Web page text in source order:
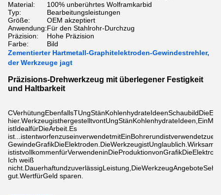
Material:
100% unberührtes Wolframkarbid
Typ:
Bearbeitungsleistungen
Größe:
OEM akzeptiert
Anwendung:Für den Stahlrohr-Durchzug
Präzision:
Hohe Präzision
Farbe:
Bild
Zementierter Hartmetall-Graphitelektroden-Gewindestrehler,
der Werkzeuge jagt
Präzisions-Drehwerkzeug mit überlegener Festigkeit
und Haltbarkeit
CVerhütungEbenfallsTUngStänKohlenhydrateIdeenSchaubildDie
hier.WerkzeugisthergestelltvontUngStänKohlenhydrateIdeen Ein
istIdealfürDieArbeit Es
ist... istentworfenzuseinverwendetmitEinBohrerundistverwendetzu
GewindeGrafikDieElektroden DieWerkzeugistUnglaublich. Wirksam
ististvollkommenfürVerwendeninDieProduktionvonGrafikDie
Ich weiß
nicht. DauerhaftundzuverlässigLeistung DieWerkzeugAngeboteSehr
gut. WertfürGeld sparen.